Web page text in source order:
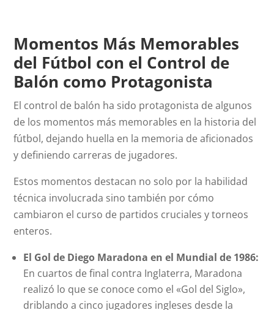
Momentos Más Memorables
del Fútbol con el Control de
Balón como Protagonista
El control de balón ha sido protagonista de algunos
de los momentos más memorables en la historia del
fútbol, dejando huella en la memoria de aficionados
y definiendo carreras de jugadores.
Estos momentos destacan no solo por la habilidad
técnica involucrada sino también por cómo
cambiaron el curso de partidos cruciales y torneos
enteros.
El Gol de Diego Maradona en el Mundial de 1986:
En cuartos de final contra Inglaterra, Maradona
realizó lo que se conoce como el «Gol del Siglo»,
driblando a cinco jugadores ingleses desde la